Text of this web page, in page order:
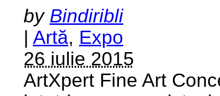
by Bindiribli
| Artă, Expo
26 iulie 2015
ArtXpert Fine Art